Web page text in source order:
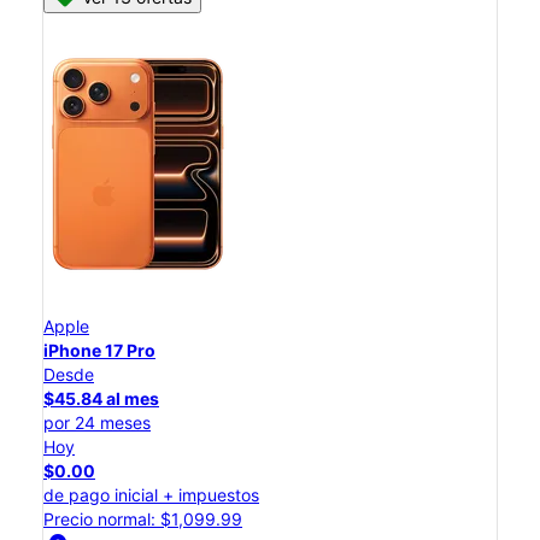
Apple
iPhone 17 Pro
Desde
$45.84 al mes
por 24 meses
Hoy
$0.00
de pago inicial + impuestos
Precio normal: $1,099.99